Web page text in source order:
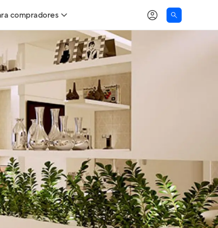
compradores
Buscar um imóvel novo
Calcule seu Poder de Compra
Comprar x Alugar
Correção do INCC
Simulador de Financiamento
Encontre um corretor